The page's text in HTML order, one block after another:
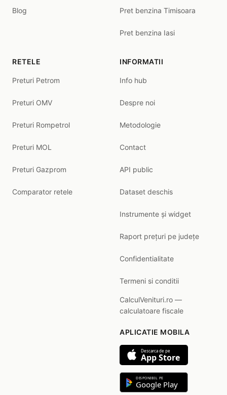
Blog Pret benzina Timisoara
Pret benzina Iasi
RETELE
Preturi Petrom
Preturi OMV
Preturi Rompetrol
Preturi MOL
Preturi Gazprom
Comparator retele
INFORMATII
Info hub
Despre noi
Metodologie
Contact
API public
Dataset deschis
Instrumente și widget
Raport prețuri pe județe
Confidentialitate
Termeni si conditii
CalculVenituri.ro —
calculatoare fiscale
APLICATIE MOBILA
Descarca de pe
App Store
DISPONIBIL PE
Google Play